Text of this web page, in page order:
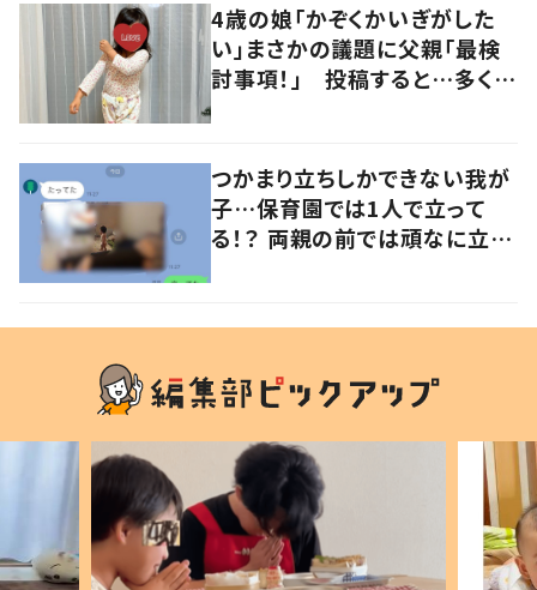
4歳の娘「かぞくかいぎがした
い」まさかの議題に父親「最検
討事項！」 投稿すると…多くの
つかまり立ちしかできない我が
子…保育園では1人で立って
る！？ 両親の前では頑なに立た